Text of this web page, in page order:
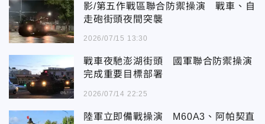
影/第五作戰區聯合防禦操演 戰車、自
走砲街頭夜間突襲
2026/07/15 13:30
戰車夜馳澎湖街頭 國軍聯合防禦操演
完成重要目標部署
2026/07/14 22:25
陸軍立即備戰操演 M60A3、阿帕契直